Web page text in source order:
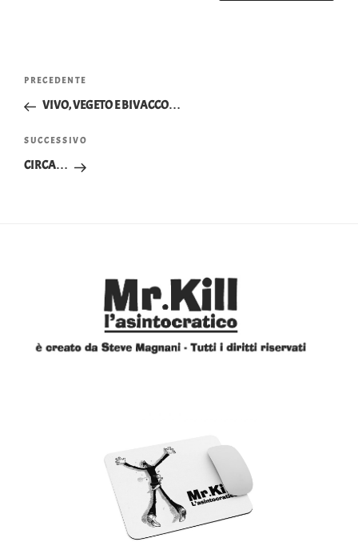
Articolo
precedente:
PRECEDENTE
VIVO, VEGETO E BIVACCO…
Articolo
successivo
SUCCESSIVO
CIRCA…